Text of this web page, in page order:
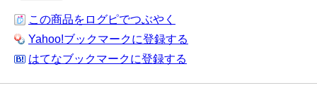
この商品をログピでつぶやく
Yahoo!ブックマークに登録する
はてなブックマークに登録する